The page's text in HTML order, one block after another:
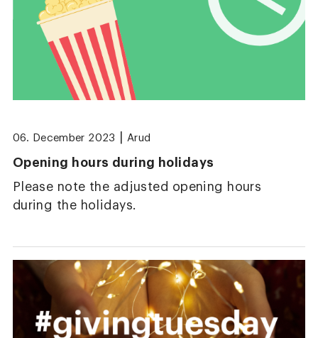
06. December 2023 Arud
Opening hours during holidays
Please note the adjusted opening hours
during the holidays.